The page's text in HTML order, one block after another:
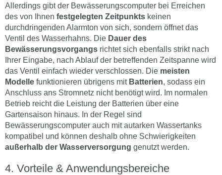
Allerdings gibt der Bewässerungscomputer bei Erreichen
des von Ihnen festgelegten Zeitpunkts keinen
durchdringenden Alarmton von sich, sondern öffnet das
Ventil des Wasserhahns. Die Dauer des
Bewässerungsvorgangs richtet sich ebenfalls strikt nach
Ihrer Eingabe, nach Ablauf der betreffenden Zeitspanne wird
das Ventil einfach wieder verschlossen. Die meisten
Modelle funktionieren übrigens mit Batterien, sodass ein
Anschluss ans Stromnetz nicht benötigt wird. Im normalen
Betrieb reicht die Leistung der Batterien über eine
Gartensaison hinaus. In der Regel sind
Bewässerungscomputer auch mit autarken Wassertanks
kompatibel und können deshalb ohne Schwierigkeiten
außerhalb der Wasserversorgung genutzt werden.
Vorteile & Anwendungsbereiche